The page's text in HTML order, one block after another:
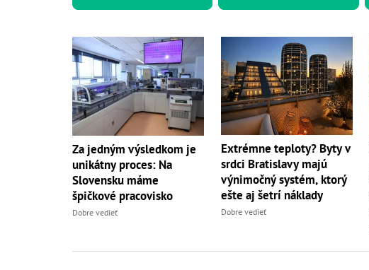
Za jedným výsledkom je
unikátny proces: Na
Slovensku máme
špičkové pracovisko
Dobre vedieť
Extrémne teploty? Byty v
srdci Bratislavy majú
výnimočný systém, ktorý
ešte aj šetrí náklady
Dobre vedieť